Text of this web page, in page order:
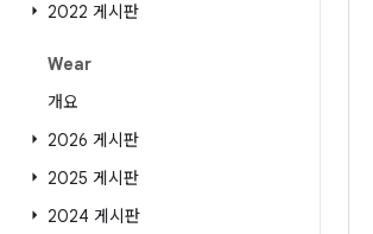
2022 게시판
Wear
개요
2026 게시판
2025 게시판
2024 게시판